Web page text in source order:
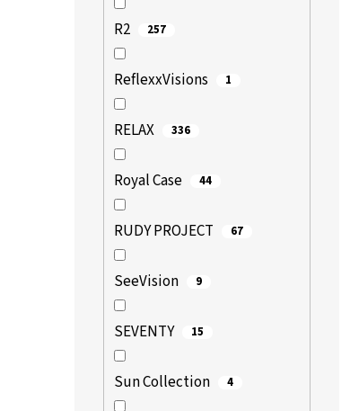
R2 257
ReflexxVisions 1
RELAX 336
Royal Case 44
RUDY PROJECT 67
SeeVision 9
SEVENTY 15
Sun Collection 4